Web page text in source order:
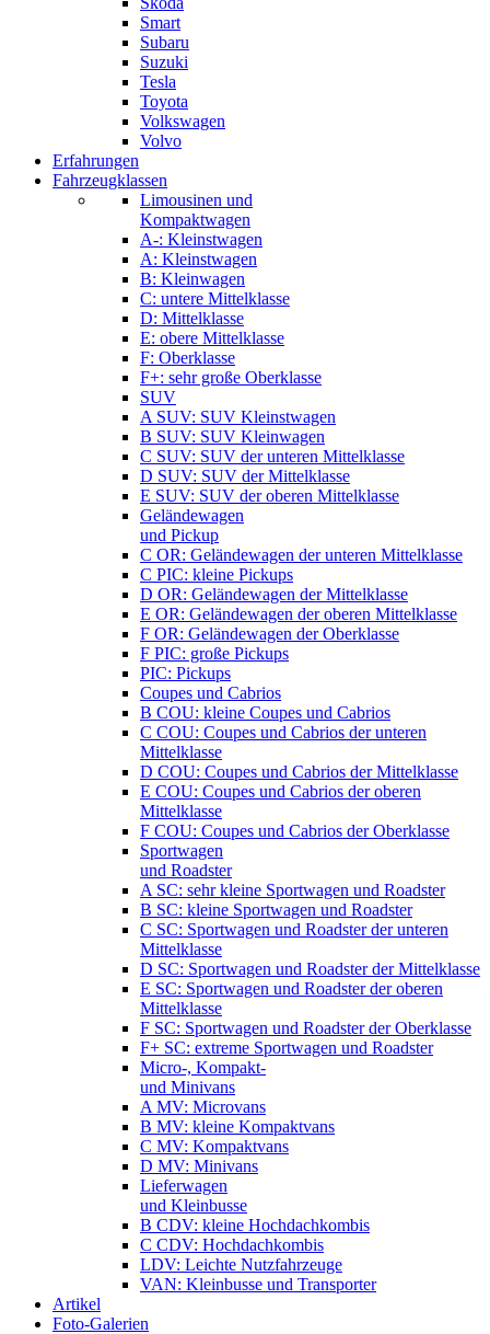
Smart
Subaru
Suzuki
Tesla
Toyota
Volkswagen
Volvo
Erfahrungen
Fahrzeugklassen
Limousinen und
Kompaktwagen
A-: Kleinstwagen
A: Kleinstwagen
B: Kleinwagen
C: untere Mittelklasse
D: Mittelklasse
E: obere Mittelklasse
F: Oberklasse
F+: sehr große Oberklasse
SUV
A SUV: SUV Kleinstwagen
B SUV: SUV Kleinwagen
C SUV: SUV der unteren Mittelklasse
D SUV: SUV der Mittelklasse
E SUV: SUV der oberen Mittelklasse
Geländewagen
und Pickup
C OR: Geländewagen der unteren Mittelklasse
C PIC: kleine Pickups
D OR: Geländewagen der Mittelklasse
E OR: Geländewagen der oberen Mittelklasse
F OR: Geländewagen der Oberklasse
F PIC: große Pickups
PIC: Pickups
Coupes und Cabrios
B COU: kleine Coupes und Cabrios
C COU: Coupes und Cabrios der unteren
Mittelklasse
D COU: Coupes und Cabrios der Mittelklasse
E COU: Coupes und Cabrios der oberen
Mittelklasse
F COU: Coupes und Cabrios der Oberklasse
Sportwagen
und Roadster
A SC: sehr kleine Sportwagen und Roadster
B SC: kleine Sportwagen und Roadster
C SC: Sportwagen und Roadster der unteren
Mittelklasse
D SC: Sportwagen und Roadster der Mittelklasse
E SC: Sportwagen und Roadster der oberen
Mittelklasse
F SC: Sportwagen und Roadster der Oberklasse
F+ SC: extreme Sportwagen und Roadster
Micro-, Kompakt-
und Minivans
A MV: Microvans
B MV: kleine Kompaktvans
C MV: Kompaktvans
D MV: Minivans
Lieferwagen
und Kleinbusse
B CDV: kleine Hochdachkombis
C CDV: Hochdachkombis
LDV: Leichte Nutzfahrzeuge
VAN: Kleinbusse und Transporter
Artikel
Foto-Galerien